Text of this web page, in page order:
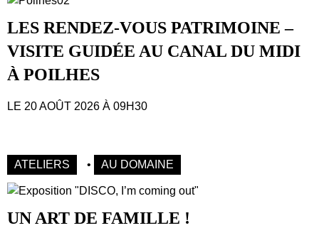
LES RENDEZ-VOUS PATRIMOINE –
VISITE GUIDÉE AU CANAL DU MIDI
À POILHES
LE 20 AOÛT 2026 À 09H30
ATELIERS • AU DOMAINE
UN ART DE FAMILLE !